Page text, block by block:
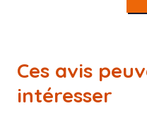
Ces avis
intéresser